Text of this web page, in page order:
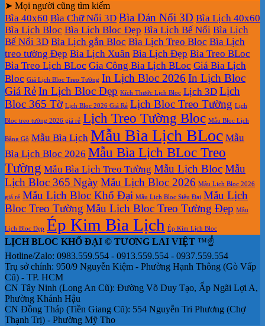
➤ Mọi người cũng tìm kiếm
Bìa 40x60 Bìa Chữ Nổi 3D Bìa Dán Nổi 3D Bìa Lịch 40x60
Bìa Lịch Bloc Bìa Lịch Bloc Đẹp Bìa Lịch Bế Nổi Bìa Lịch
Bế Nổi 3D Bìa Lịch gắn Bloc Bìa Lịch Treo Bloc Bìa Lịch
treo tường Đẹp Bìa Lịch Xuân Bìa Lịch Đẹp Bìa Treo BLoc
Bìa Treo Lịch BLoc Gia Công Bìa Lịch BLoc Giá Bìa Lịch
Bloc Giá Lịch Bloc Treo Tường In Lịch Bloc 2026 In Lịch Bloc
Giá RẻIn Lịch Bloc Đẹp Kích Thước Lịch Bloc Lịch 3D Lịch
Bloc 365 Tờ Lịch Bloc 2026 Giá Rẻ Lịch Bloc Treo Tường Lịch
Bloc treo tường 2026 giá rẻ Lịch Treo Tường Bloc Mẫu Bloc Lịch
Bằng Gỗ Mẫu Bìa Lịch Mẫu Bìa Lịch BLoc Mẫu
Bìa Lịch Bloc 2026 Mẫu Bìa Lịch BLoc Treo
Tường Mẫu Bìa Lịch Treo Tường Mẫu Lịch BlocMẫu
Lịch Bloc 365 NgàyMẫu Lịch Bloc 2026 Mẫu Lịch Bloc 2026
giá rẻ Mẫu Lịch Bloc Khổ Đại Mẫu Lịch Bloc Siêu Đại Mẫu Lịch
Bloc Treo Tường Mẫu Lịch Bloc Treo Tường Đẹp Mẫu
Lịch Bloc Đẹp Ép Kim Bìa Lịch Ép Kim Lịch Bloc
LỊCH BLOC KHỔ ĐẠI © TƯƠNG LAI VIỆT ™☝️
Hotline/Zalo: 0983.559.554 - 0913.559.554 - 0937.559.554
Trụ sở chính: 950/9 Nguyễn Kiệm - Phường Hạnh Thông (Gò Vấp
Cũ) - TP. HCM
CN Tây Ninh (Long An Cũ): Đường Võ Duy Tạo, Ấp Ngãi Lợi A,
Phường Khánh Hậu
CN Đồng Tháp (Tiền Giang Cũ): 554 Nguyễn Tri Phương (Chợ
Thạnh Trị) - Phường Mỹ Tho